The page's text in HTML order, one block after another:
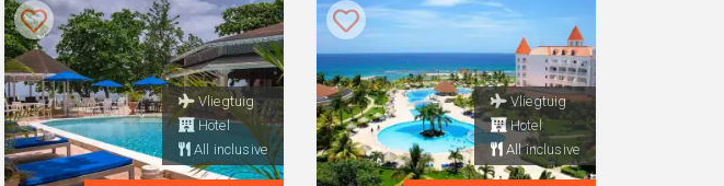
Vliegtuig
Hotel
All inclusive
Vliegtuig
Hotel
All inclusive